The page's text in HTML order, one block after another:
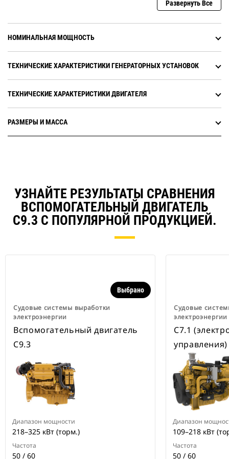
Развернуть Все
НОМИНАЛЬНАЯ МОЩНОСТЬ
ТЕХНИЧЕСКИЕ ХАРАКТЕРИСТИКИ ГЕНЕРАТОРНЫХ УСТАНОВОК
ТЕХНИЧЕСКИЕ ХАРАКТЕРИСТИКИ ДВИГАТЕЛЯ
РАЗМЕРЫ И МАССА
УЗНАЙТЕ РЕЗУЛЬТАТЫ СРАВНЕНИЯ
ВСПОМОГАТЕЛЬНЫЙ ДВИГАТЕЛЬ
C9.3 С ПОПУЛЯРНОЙ ПРОДУКЦИЕЙ.
Судовые системы выработки
электроэнергии
Выбрано
Вспомогательный двигатель
C9.3
Диапазон мощности
218–325 кВт (торм.)
Частота
50 / 60
Судовые
электроэнергии
C7.1
управления)
Диапазон
109–218 кВт
Частота
50 / 60